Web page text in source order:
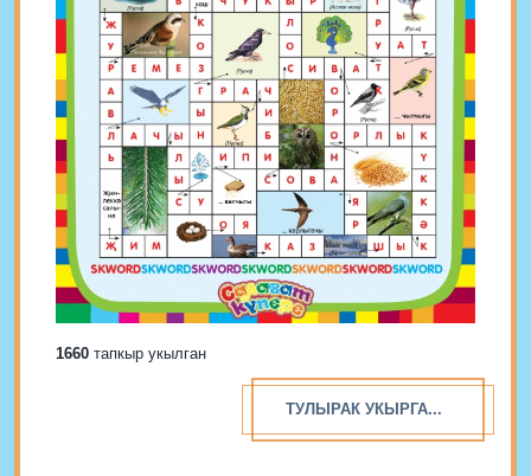
1660 тапкыр укылган
ТУЛЫРАК УКЫРГА...